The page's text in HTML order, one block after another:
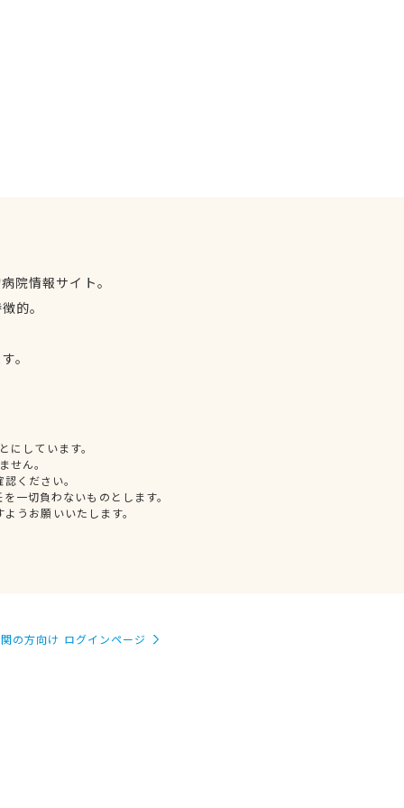
院情報サイト。
的。
。
しています。
せん。
ください。
一切負わないものとします。
うお願いいたします。
の方向け ログインページ